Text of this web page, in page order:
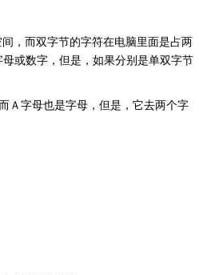
，而双字节的字符在电脑里面是占两
或数字，但是，如果分别是单双字节
Ａ字母也是字母，但是，它去两个字